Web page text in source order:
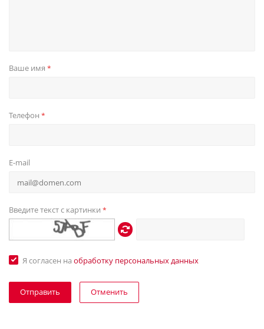
Ваше имя *
Телефон *
E-mail
Введите текст с картинки *
Я согласен на обработку персональных данных
Отменить